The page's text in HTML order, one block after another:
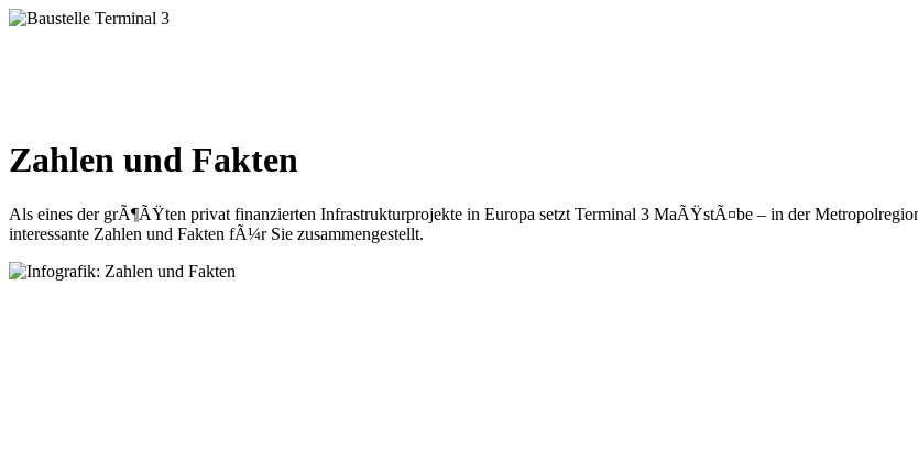
Zahlen und Fakten
Als eines der grÃ¶ÃŸten privat finanzierten Infrastrukturprojekte in Europa setzt Terminal 3 MaÃŸstÃ¤be – in der
interessante Zahlen und Fakten fÃ¼r Sie zusammengestellt.